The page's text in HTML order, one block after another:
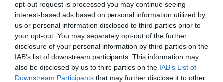
opt-out request is processed you may continue seeing
interest-based ads based on personal information utilized by
us or personal information disclosed to third parties prior to
your opt-out. You may separately opt-out of the further
disclosure of your personal information by third parties on the
IAB’s list of downstream participants. This information may
also be disclosed by us to third parties on the IAB’s List of
Downstream Participants that may further disclose it to other
MAGYAR ÉPÍTŐK